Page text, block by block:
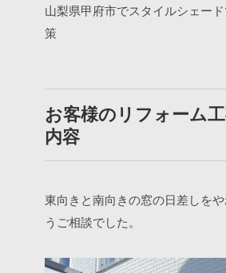
山梨県甲府市でスタイルシェー
策
お客様のリフォーム
内容
東向きと南向きの窓の日差しを
うご相談でした。